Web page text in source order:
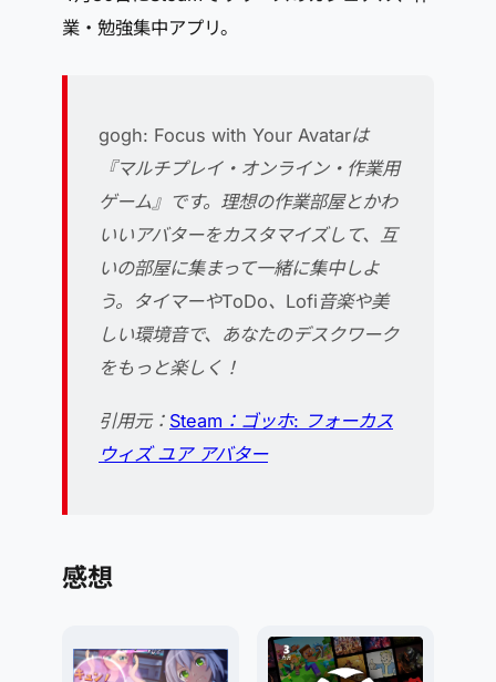
業・勉強集中アプリ。
gogh: Focus with Your Avatarは
『マルチプレイ・オンライン・作業用
ゲーム』です。理想の作業部屋とかわ
いいアバターをカスタマイズして、互
いの部屋に集まって一緒に集中しよ
う。タイマーやToDo、Lofi音楽や美
しい環境音で、あなたのデスクワーク
をもっと楽しく！
引用元： Steam：ゴッホ: フォーカス
ウィズ ユア アバター
感想